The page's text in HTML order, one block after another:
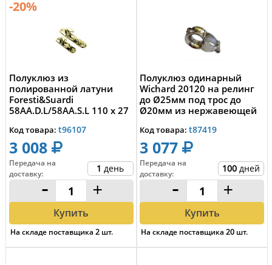
-20%
Полуклюз из
полированной латуни
Foresti&Suardi
58AA.D.L/58AA.S.L 110 x 27
Код товара: t96107
3 008
Передача на
доставку: 1 день
- +
Купить
На складе поставщика 2 шт.
Полуклюз одинарный
Wichard 20120 на релинг
до Ø25мм под трос до
Ø20мм из нержавеющей
Код товара: t87419
3 077
Передача на
доставку: 100 дней
- +
Купить
На складе поставщика20 шт.